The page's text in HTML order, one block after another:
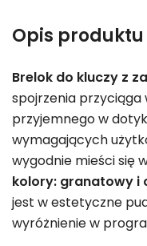
Opis produktu
Brelok do kluczy z
spojrzenia przyciąga
przyjemnego w
wymagających
wygodnie mieści się
kolory: granatowy i
jest w estetyczne
wyróżnienie w